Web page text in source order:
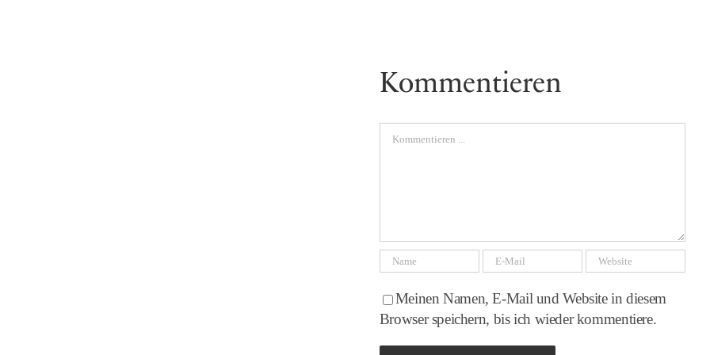
Kommentieren
Comment
Meinen Namen, E-Mail und Website in diesem
Browser speichern, bis ich wieder kommentiere.